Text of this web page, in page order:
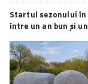
Startul sezonului
între un an bun și